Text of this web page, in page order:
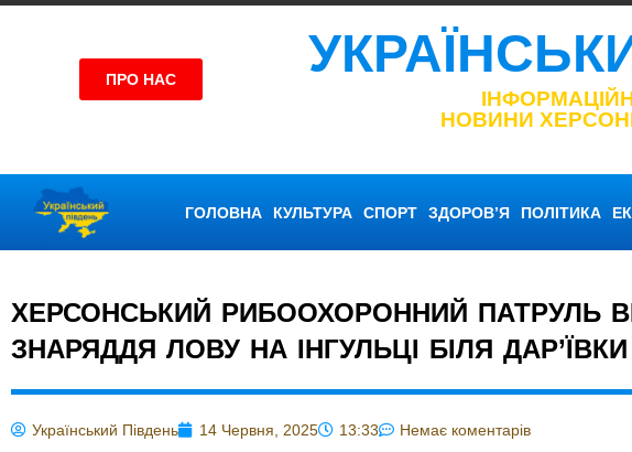
ПРО НАС
НОВИНИ
ГОЛОВНА КУЛЬТУРА СПОРТ ЗДОРОВ’Я ПОЛІТИКА
ХЕРСОНСЬКИЙ РИБООХОРОННИЙ ПАТРУЛЬ
ЗНАРЯДДЯ ЛОВУ НА ІНГУЛЬЦІ БІЛЯ ДАР’ЇВКИ
Український Південь 14 Червня, 2025 13:33 Немає коментарів